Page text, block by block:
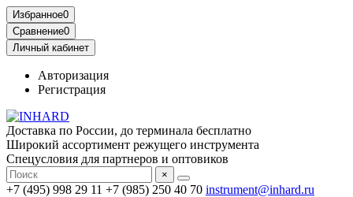
Избранное0
Сравнение0
Личный кабинет
Авторизация
Регистрация
Доставка по России, до терминала бесплатно
Широкий ассортимент режущего инструмента
Спецусловия для партнеров и оптовиков
×
+7 (495) 998 29 11 +7 (985) 250 40 70 instrument@inhard.ru